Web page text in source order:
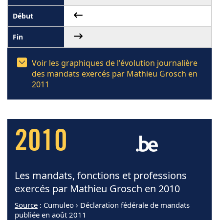
Voir les graphiques de l'évolution journalière
des mandats exercés par Mathieu Grosch en
2011
2010
Les mandats, fonctions et professions
exercés par Mathieu Grosch en 2010
Source : Cumuleo › Déclaration fédérale de mandats
publiée en août 2011